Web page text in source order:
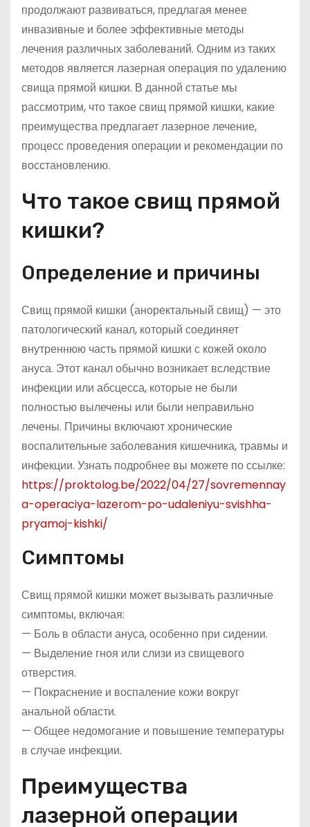
продолжают развиваться, предлагая менее
инвазивные и более эффективные методы
лечения различных заболеваний. Одним из таких
методов является лазерная операция по удалению
свища прямой кишки. В данной статье мы
рассмотрим, что такое свищ прямой кишки, какие
преимущества предлагает лазерное лечение,
процесс проведения операции и рекомендации по
восстановлению.
Что такое свищ прямой
кишки?
Определение и причины
Свищ прямой кишки (аноректальный свищ) — это
патологический канал, который соединяет
внутреннюю часть прямой кишки с кожей около
ануса. Этот канал обычно возникает вследствие
инфекции или абсцесса, которые не были
полностью вылечены или были неправильно
лечены. Причины включают хронические
воспалительные заболевания кишечника, травмы и
инфекции. Узнать подробнее вы можете по ссылке:
https://proktolog.be/2022/04/27/sovremennay
a-operaciya-lazerom-po-udaleniyu-svishha-
pryamoj-kishki/
Симптомы
Свищ прямой кишки может вызывать различные
симптомы, включая:
— Боль в области ануса, особенно при сидении.
— Выделение гноя или слизи из свищевого
отверстия.
— Покраснение и воспаление кожи вокруг
анальной области.
— Общее недомогание и повышение температуры
в случае инфекции.
Преимущества
лазерной операции